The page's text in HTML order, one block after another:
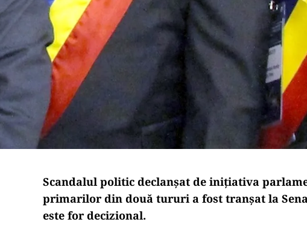
Scandalul politic declanșat de inițiativa
primarilor din două tururi a fost tranșat la
este for decizional.